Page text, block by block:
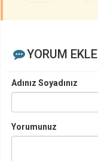
YORUM EKLE
Adınız Soyadınız
Yorumunuz